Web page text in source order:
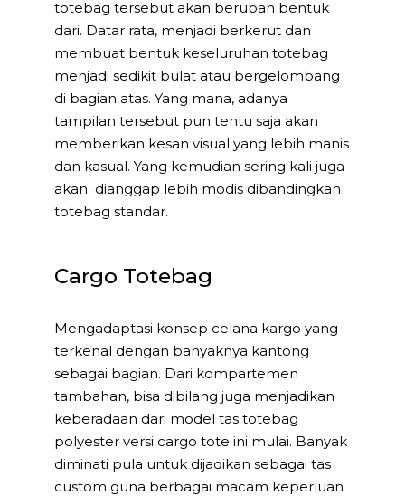
totebag tersebut akan berubah bentuk
dari. Datar rata, menjadi berkerut dan
membuat bentuk keseluruhan totebag
menjadi sedikit bulat atau bergelombang
di bagian atas. Yang mana, adanya
tampilan tersebut pun tentu saja akan
memberikan kesan visual yang lebih manis
dan kasual. Yang kemudian sering kali juga
akan dianggap lebih modis dibandingkan
totebag standar.
Cargo Totebag
Mengadaptasi konsep celana kargo yang
terkenal dengan banyaknya kantong
sebagai bagian. Dari kompartemen
tambahan, bisa dibilang juga menjadikan
keberadaan dari model tas totebag
polyester versi cargo tote ini mulai. Banyak
diminati pula untuk dijadikan sebagai tas
custom guna berbagai macam keperluan